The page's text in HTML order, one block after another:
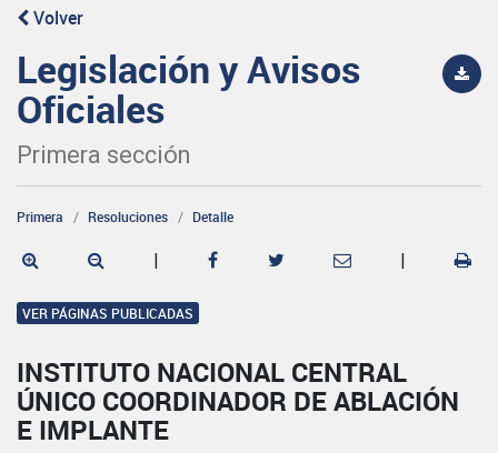
Volver
Legislación y Avisos
Oficiales
Primera sección
Primera Resoluciones Detalle
| |
VER PÁGINAS PUBLICADAS
INSTITUTO NACIONAL CENTRAL
ÚNICO COORDINADOR DE ABLACIÓN
E IMPLANTE